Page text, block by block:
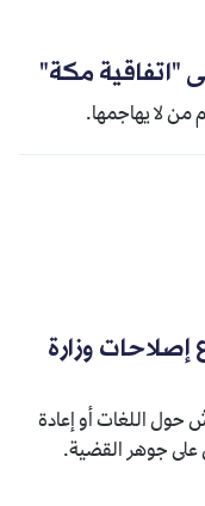
"اتفاقية مكة"
من لا يهاجمها.
وزارة
حول اللغات أو إعادة
على جوهر القضية.